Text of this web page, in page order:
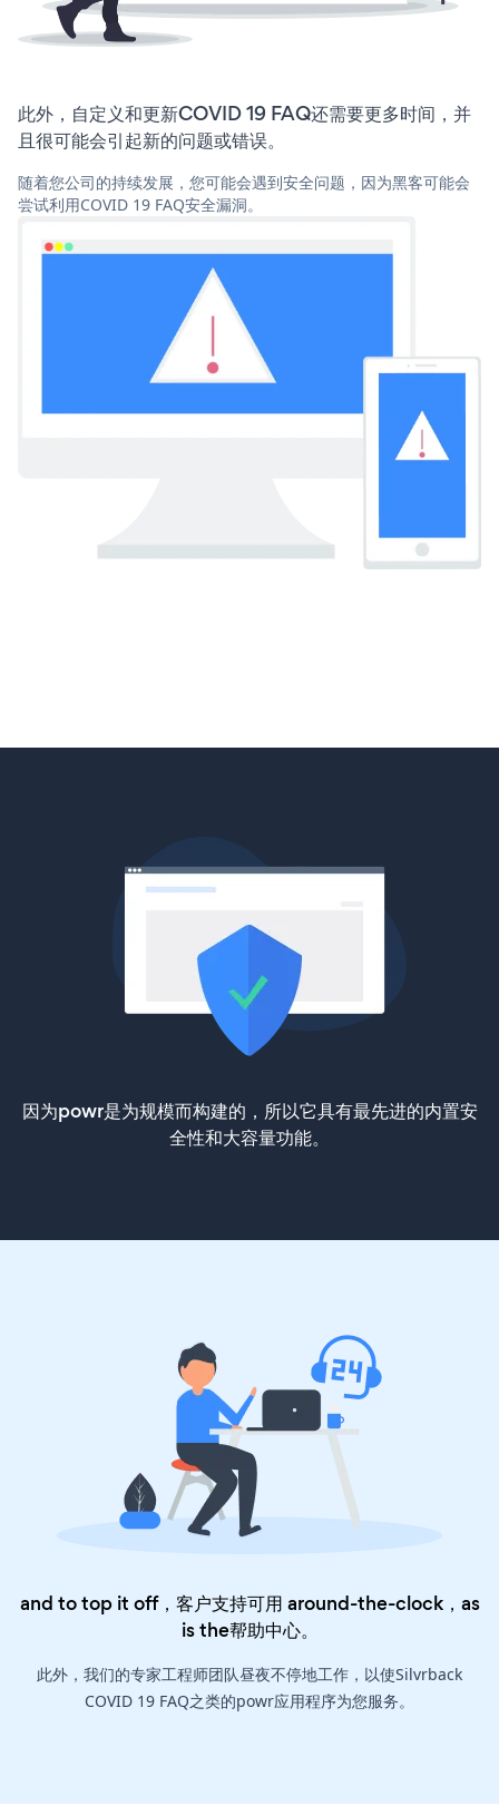
此外，自定义和更新COVID 19 FAQ还需要更多时间，并
且很可能会引起新的问题或错误。
随着您公司的持续发展，您可能会遇到安全问题，因为黑客可能会
尝试利用COVID 19 FAQ安全漏洞。
因为powr是为规模而构建的，所以它具有最先进的内置安
全性和大容量功能。
and to top it off，客户支持可用 around-the-clock，as
is the帮助中心。
此外，我们的专家工程师团队昼夜不停地工作，以使Silvrback
COVID 19 FAQ之类的powr应用程序为您服务。